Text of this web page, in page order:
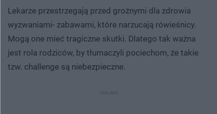
Lekarze przestrzegają przed groźnymi dla zdrowia
wyzwaniami- zabawami, które narzucają rówieśnicy.
Mogą one mieć tragiczne skutki. Dlatego tak ważna
jest rola rodziców, by tłumaczyli pociechom, że takie
tzw. challenge są niebezpieczne.